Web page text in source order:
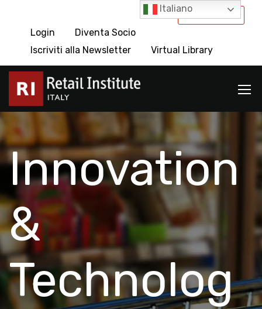
International
Login
Diventa Socio
Iscriviti alla Newsletter
Virtual Library
Innovation
&
Technolog
Italiano